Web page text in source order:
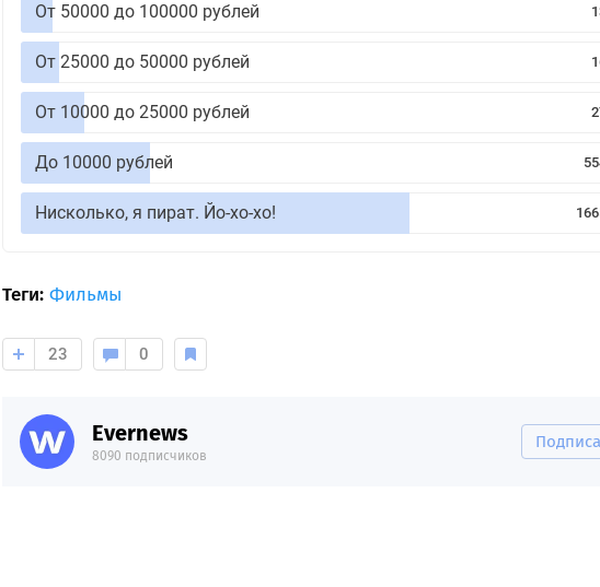
От 50000 до 100000 рублей
От 25000 до 50000 рублей
От 10000 до 25000 рублей
До 10000 рублей
Нисколько, я пират. Йо-хо-хо!
Теги: Фильмы
23 0
Evernews
8090 подписчиков